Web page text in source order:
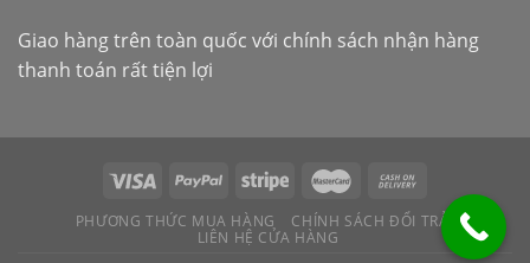
Giao hàng trên toàn quốc với chính sách nhận hàng
thanh toán rất tiện lợi
PHƯƠNG THỨC MUA HÀNG
CHÍNH SÁCH ĐỔI TRẢ
LIÊN HỆ CỬA HÀNG